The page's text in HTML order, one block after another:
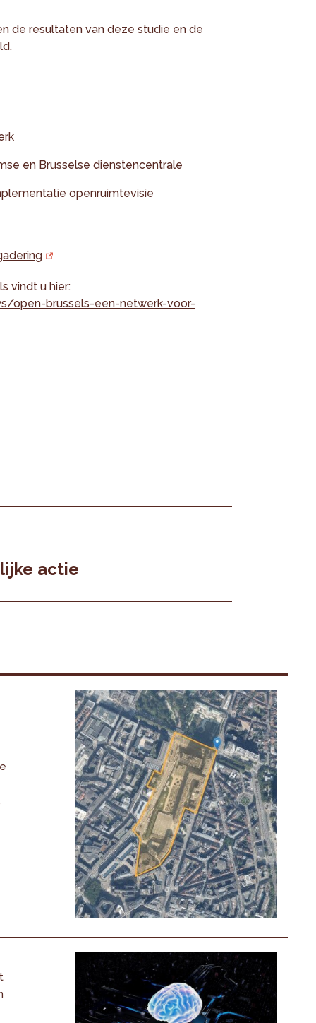
de resultaten van deze studie en de
en Brusselse dienstencentrale
openruimtevisie
vindt u hier:
open-brussels-een-netwerk-voor-
actie